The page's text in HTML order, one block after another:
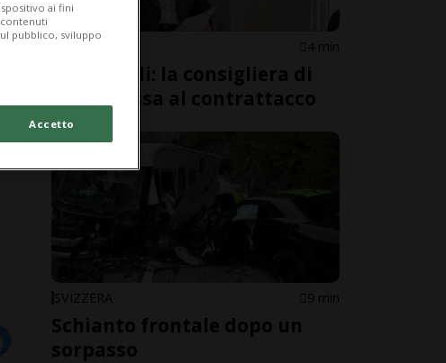
VAUD 4 min
Caso Dittli: la consigliera di
Stato passa al contrattacco
SVIZZERA 9 min
Schianto frontale dopo un
sorpasso
ai fini
pubblico, sviluppo
Accetto